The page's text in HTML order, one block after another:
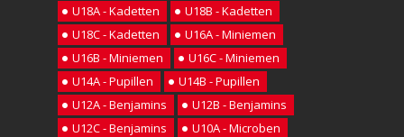
U18A - Kadetten
U18B - Kadetten
U18C - Kadetten
U16A - Miniemen
U16B - Miniemen
U16C - Miniemen
U14A - Pupillen
U14B - Pupillen
U12A - Benjamins
U12B - Benjamins
U12C - Benjamins
U10A - Microben